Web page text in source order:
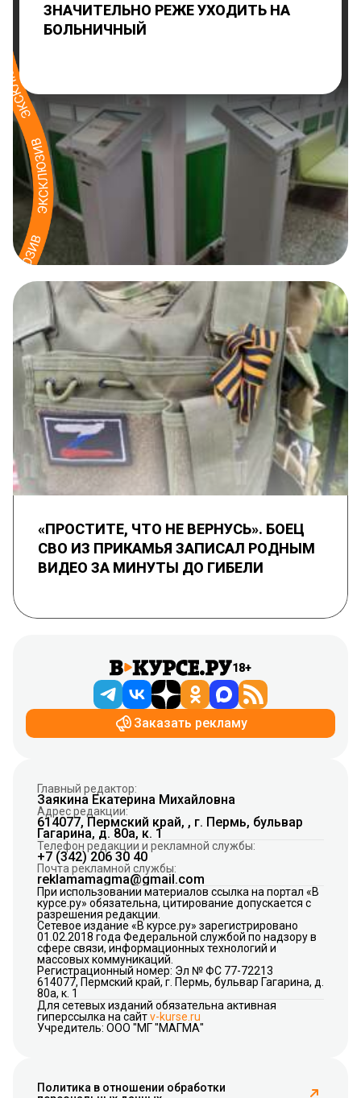
ЗНАЧИТЕЛЬНО РЕЖЕ УХОДИТЬ НА
БОЛЬНИЧНЫЙ
«ПРОСТИТЕ, ЧТО НЕ ВЕРНУСЬ». БОЕЦ
СВО ИЗ ПРИКАМЬЯ ЗАПИСАЛ РОДНЫМ
ВИДЕО ЗА МИНУТЫ ДО ГИБЕЛИ
18+
Заказать рекламу
Главный редактор:
Заякина Екатерина Михайловна
Адрес редакции:
614077, Пермский край, , г. Пермь, бульвар
Гагарина, д. 80а, к. 1
Телефон редакции и рекламной службы:
+7 (342) 206 30 40
Почта рекламной службы:
reklamamagma@gmail.com
При использовании материалов ссылка на портал «В
курсе.ру» обязательна, цитирование допускается с
разрешения редакции.
Сетевое издание «В курсе.ру» зарегистрировано
01.02.2018 года Федеральной службой по надзору в
сфере связи, информационных технологий и
массовых коммуникаций.
Регистрационный номер: Эл № ФС 77-72213
614077, Пермский край, г. Пермь, бульвар Гагарина, д.
80а, к. 1
Для сетевых изданий обязательна активная
гиперссылка на сайтv-kurse.ru
Учредитель: ООО "МГ "МАГМА"
Политика в отношении обработки